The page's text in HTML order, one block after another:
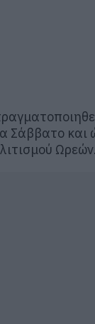
Σάββατο
Ωρεών.